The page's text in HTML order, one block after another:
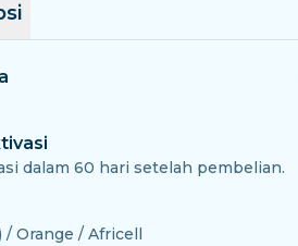
dalam 60 hari setelah pembelian.
/ Orange / Africell